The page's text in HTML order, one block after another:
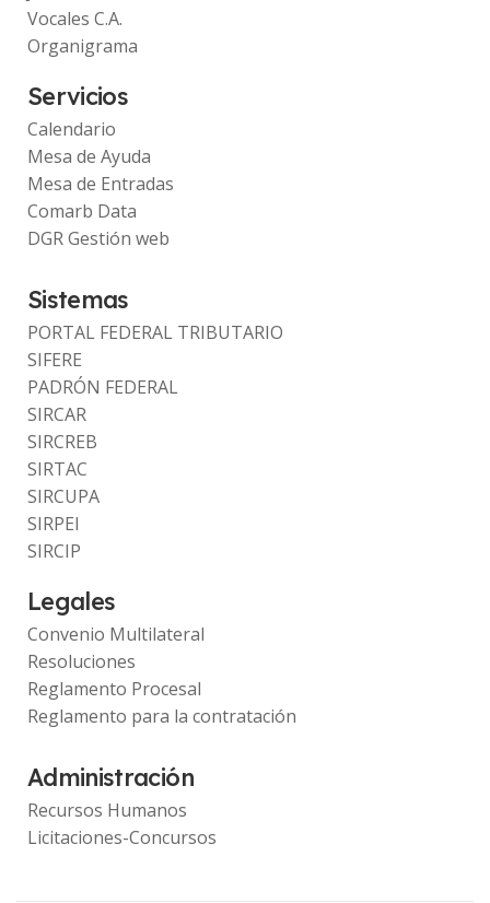
Vocales C.A.
Organigrama
Servicios
Calendario
Mesa de Ayuda
Mesa de Entradas
Comarb Data
DGR Gestión web
Sistemas
PORTAL FEDERAL TRIBUTARIO
SIFERE
PADRÓN FEDERAL
SIRCAR
SIRCREB
SIRTAC
SIRCUPA
SIRPEI
SIRCIP
Legales
Convenio Multilateral
Resoluciones
Reglamento Procesal
Reglamento para la contratación
Administración
Recursos Humanos
Licitaciones-Concursos